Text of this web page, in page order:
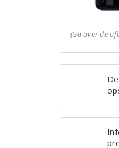
(Ga over de